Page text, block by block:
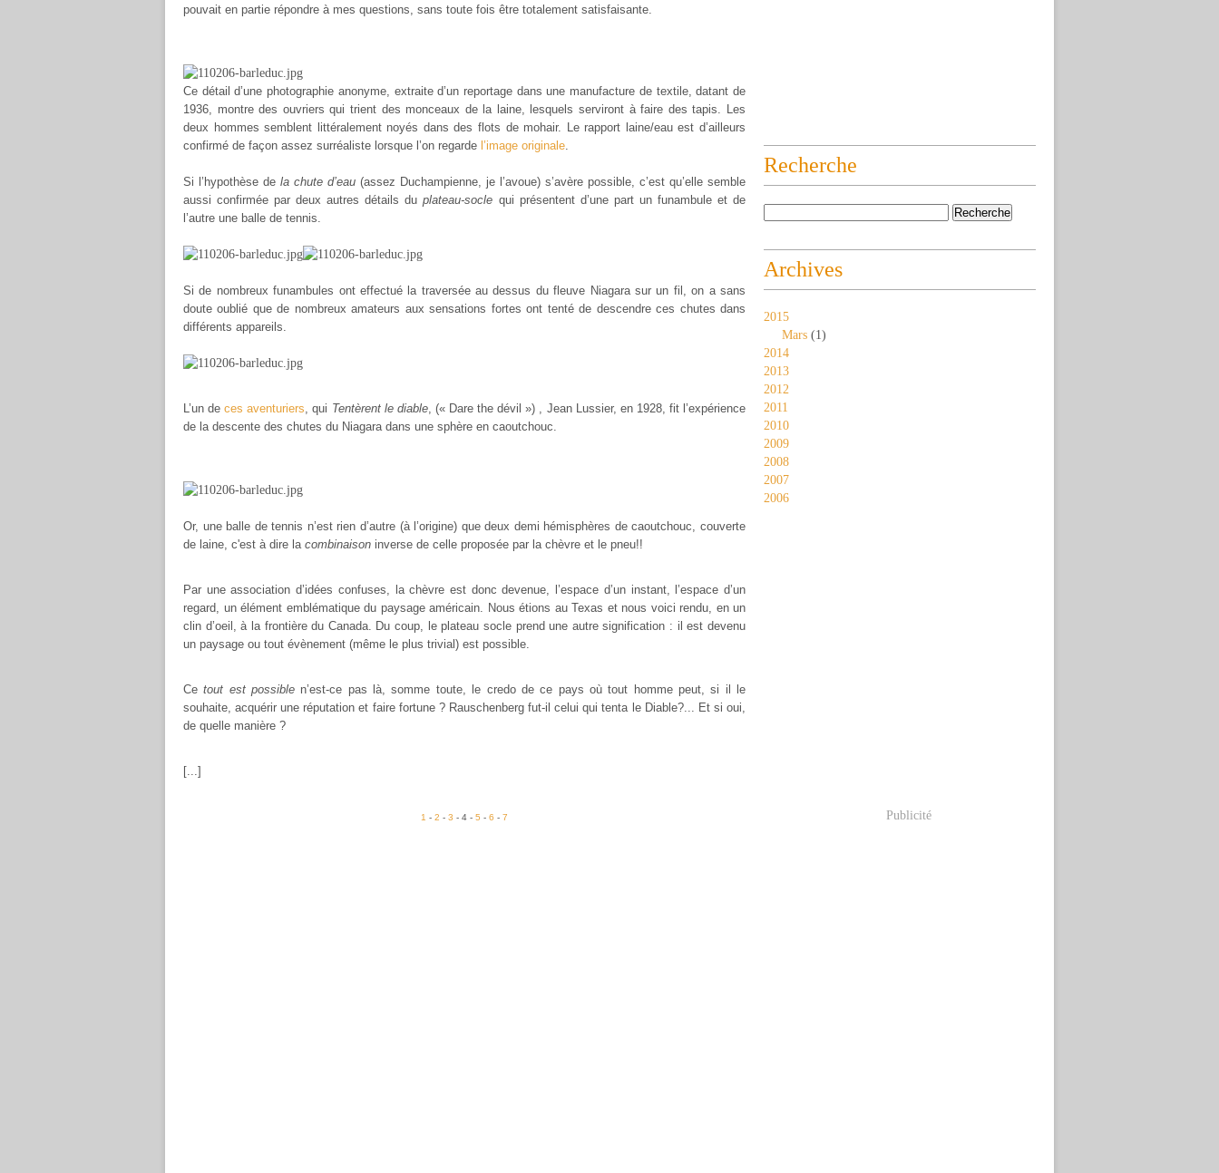
pouvait en partie répondre à mes questions, sans toute fois être totalement satisfaisante.
Ce détail d’une photographie anonyme, extraite d’un reportage dans une manufacture de textile, datant de
1936, montre des ouvriers qui trient des monceaux de la laine, lesquels serviront à faire des tapis. Les
deux hommes semblent littéralement noyés dans des flots de mohair. Le rapport laine/eau est d’ailleurs
confirmé de façon assez surréaliste lorsque l’on regarde l’image originale.
Si l’hypothèse de la chute d’eau (assez Duchampienne, je l’avoue) s’avère possible, c’est qu’elle semble
aussi confirmée par deux autres détails duplateau-socle qui présentent d’une part un funambule et de
l’autre une balle de tennis.
Si de nombreux funambules ont effectué la traversée au dessus du fleuve Niagara sur un fil, on a sans
doute oublié que de nombreux amateurs aux sensations fortes ont tenté de descendre ces chutes dans
différents appareils.
L’un deces aventuriers, qui Tentèrent le diable, (« Dare the dévil ») , Jean Lussier, en 1928, fit l’expérience
de la descente des chutes du Niagara dans une sphère en caoutchouc.
Or, une balle de tennis n’est rien d’autre (à l’origine) que deux demi hémisphères de caoutchouc, couverte
de laine, c'est à dire la combinaison inverse de celle proposée par la chèvre et le pneu!!
Par une association d’idées confuses, la chèvre est donc devenue, l’espace d’un instant, l’espace d’un
regard, un élément emblématique du paysage américain. Nous étions au Texas et nous voici rendu, en un
clin d’oeil, à la frontière du Canada. Du coup, le plateau socle prend une autre signification : il est devenu
un paysage ou tout évènement (même le plus trivial) est possible.
Cetout est possible n’est-ce pas là, somme toute, le credo de ce pays où tout homme peut, si il le
souhaite, acquérir une réputation et faire fortune ? Rauschenberg fut-il celui qui tenta le Diable?... Et si oui,
de quelle manière ?
[...]
1 - 2 - 3 - 4 - 5 - 6 - 7
Recherche
Archives
2015
Mars (1)
2014
2013
2012
2011
2010
2009
2008
2007
2006
Publicité